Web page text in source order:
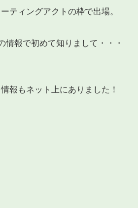
ティングアクトの枠で出場。
情報で初めて知りまして・・・
報もネット上にありました！